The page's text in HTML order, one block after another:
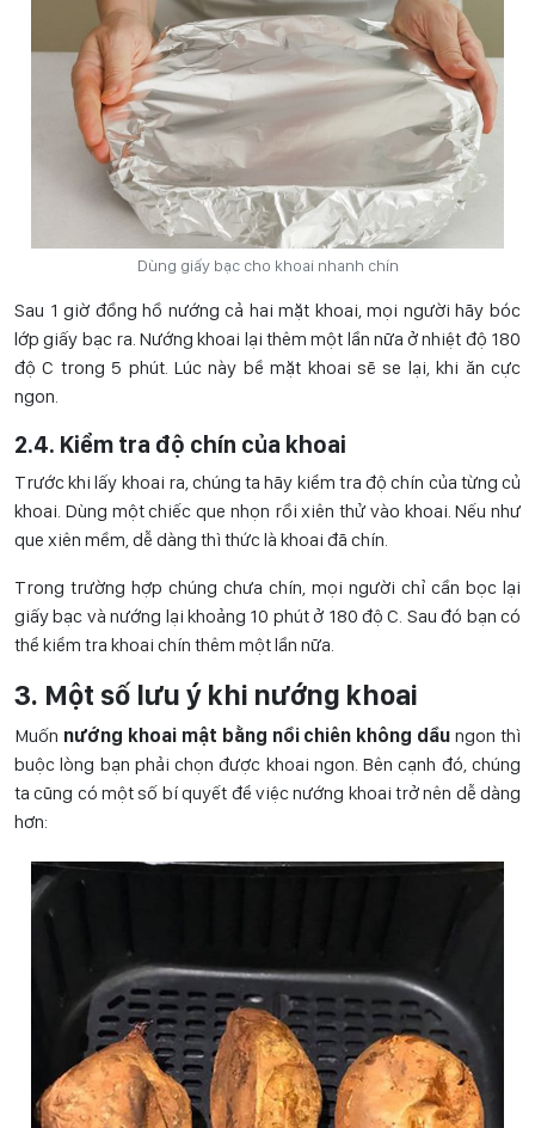
Dùng giấy bạc cho khoai nhanh chín
Sau 1 giờ đồng hồ nướng cả hai mặt khoai, mọi người hãy bóc
lớp giấy bạc ra. Nướng khoai lại thêm một lần nữa ở nhiệt độ 180
độ C trong 5 phút. Lúc này bề mặt khoai sẽ se lại, khi ăn cực
ngon.
2.4. Kiểm tra độ chín của khoai
Trước khi lấy khoai ra, chúng ta hãy kiểm tra độ chín của từng củ
khoai. Dùng một chiếc que nhọn rồi xiên thử vào khoai. Nếu như
que xiên mềm, dễ dàng thì thức là khoai đã chín.
Trong trường hợp chúng chưa chín, mọi người chỉ cần bọc lại
giấy bạc và nướng lại khoảng 10 phút ở 180 độ C. Sau đó bạn có
thể kiểm tra khoai chín thêm một lần nữa.
3. Một số lưu ý khi nướng khoai
Muốn nướng khoai mật bằng nồi chiên không dầu ngon thì
buộc lòng bạn phải chọn được khoai ngon. Bên cạnh đó, chúng
ta cũng có một số bí quyết để việc nướng khoai trở nên dễ dàng
hơn: